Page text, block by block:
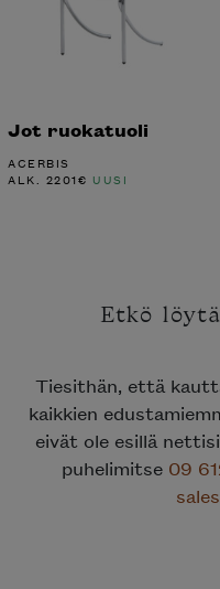
Jot ruokatuoli
ACERBIS
ALK. 2201€ UUSI
Etkö
Tiesithän, että
kaikkien
eivät ole esillä
puhelimitse 09